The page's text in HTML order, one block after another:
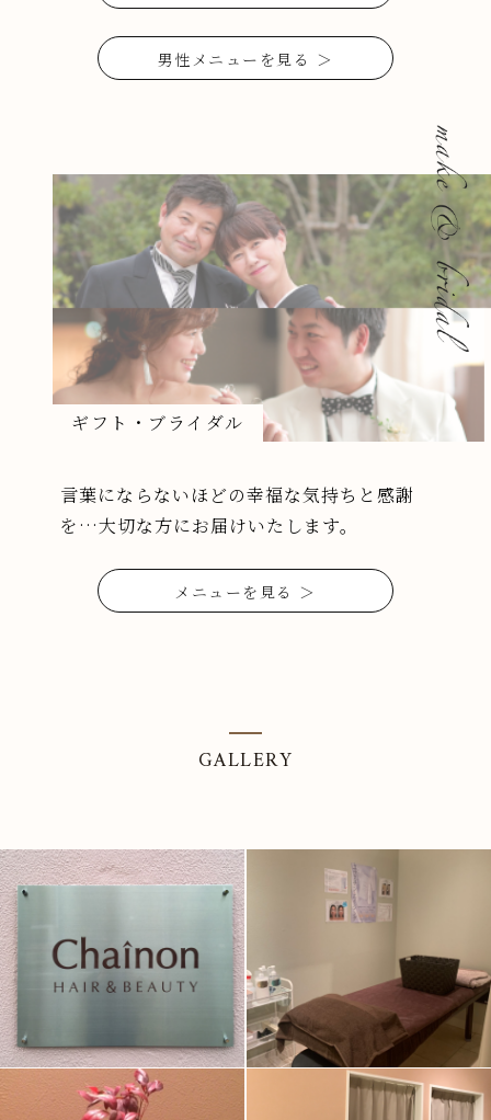
男性メニューを見る ＞
言葉にならないほどの幸福な気持ちと感謝
を…大切な方にお届けいたします。
メニューを見る ＞
ギフト・ブライダル
GALLERY